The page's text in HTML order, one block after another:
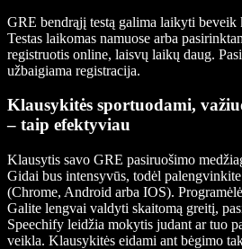
GRE bendrąjį testą galima laikyti beveik
Testas laikomas namuose arba
registruotis online, laisvų laikų daug.
užbaigiama registracija.
Klausykitės sportuodami,
– taip efektyviau
Klausytis savo GRE pasiruošimo
Gidai bus intensyvūs, todėl
(Chrome, Android arba IOS).
Galite lengvai valdyti skaitomą greitį,
Speechify leidžia mokytis judant ar tuo
veikla. Klausykitės eidami ant bėgimo